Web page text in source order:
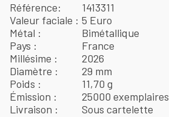
Référence
1413311
Valeur faciale
5 Euro
Métal
Bimétallique
Pays
France
Millésime
2026
Diamètre
29 mm
Poids
11,70 g
Émission
25000 exemplaires
Livraison
Sous cartelette